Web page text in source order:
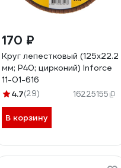
170 ₽
Круг лепестковый (125x22.2
мм; P40; цирконий) Inforce
11-01-616
4.7(29) 16225155
В корзину